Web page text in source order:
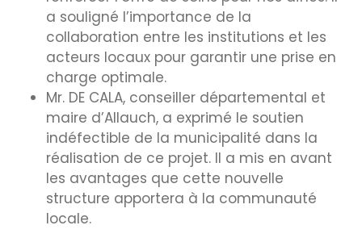
a souligné l’importance de la
collaboration entre les institutions et les
acteurs locaux pour garantir une prise en
charge optimale.
Mr. DE CALA, conseiller départemental et
maire d’Allauch, a exprimé le soutien
indéfectible de la municipalité dans la
réalisation de ce projet. Il a mis en avant
les avantages que cette nouvelle
structure apportera à la communauté
locale.